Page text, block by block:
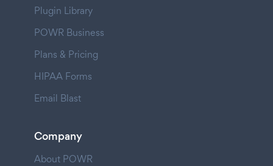
Plugin Library
POWR Business
Plans & Pricing
HIPAA Forms
Email Blast
Company
About POWR